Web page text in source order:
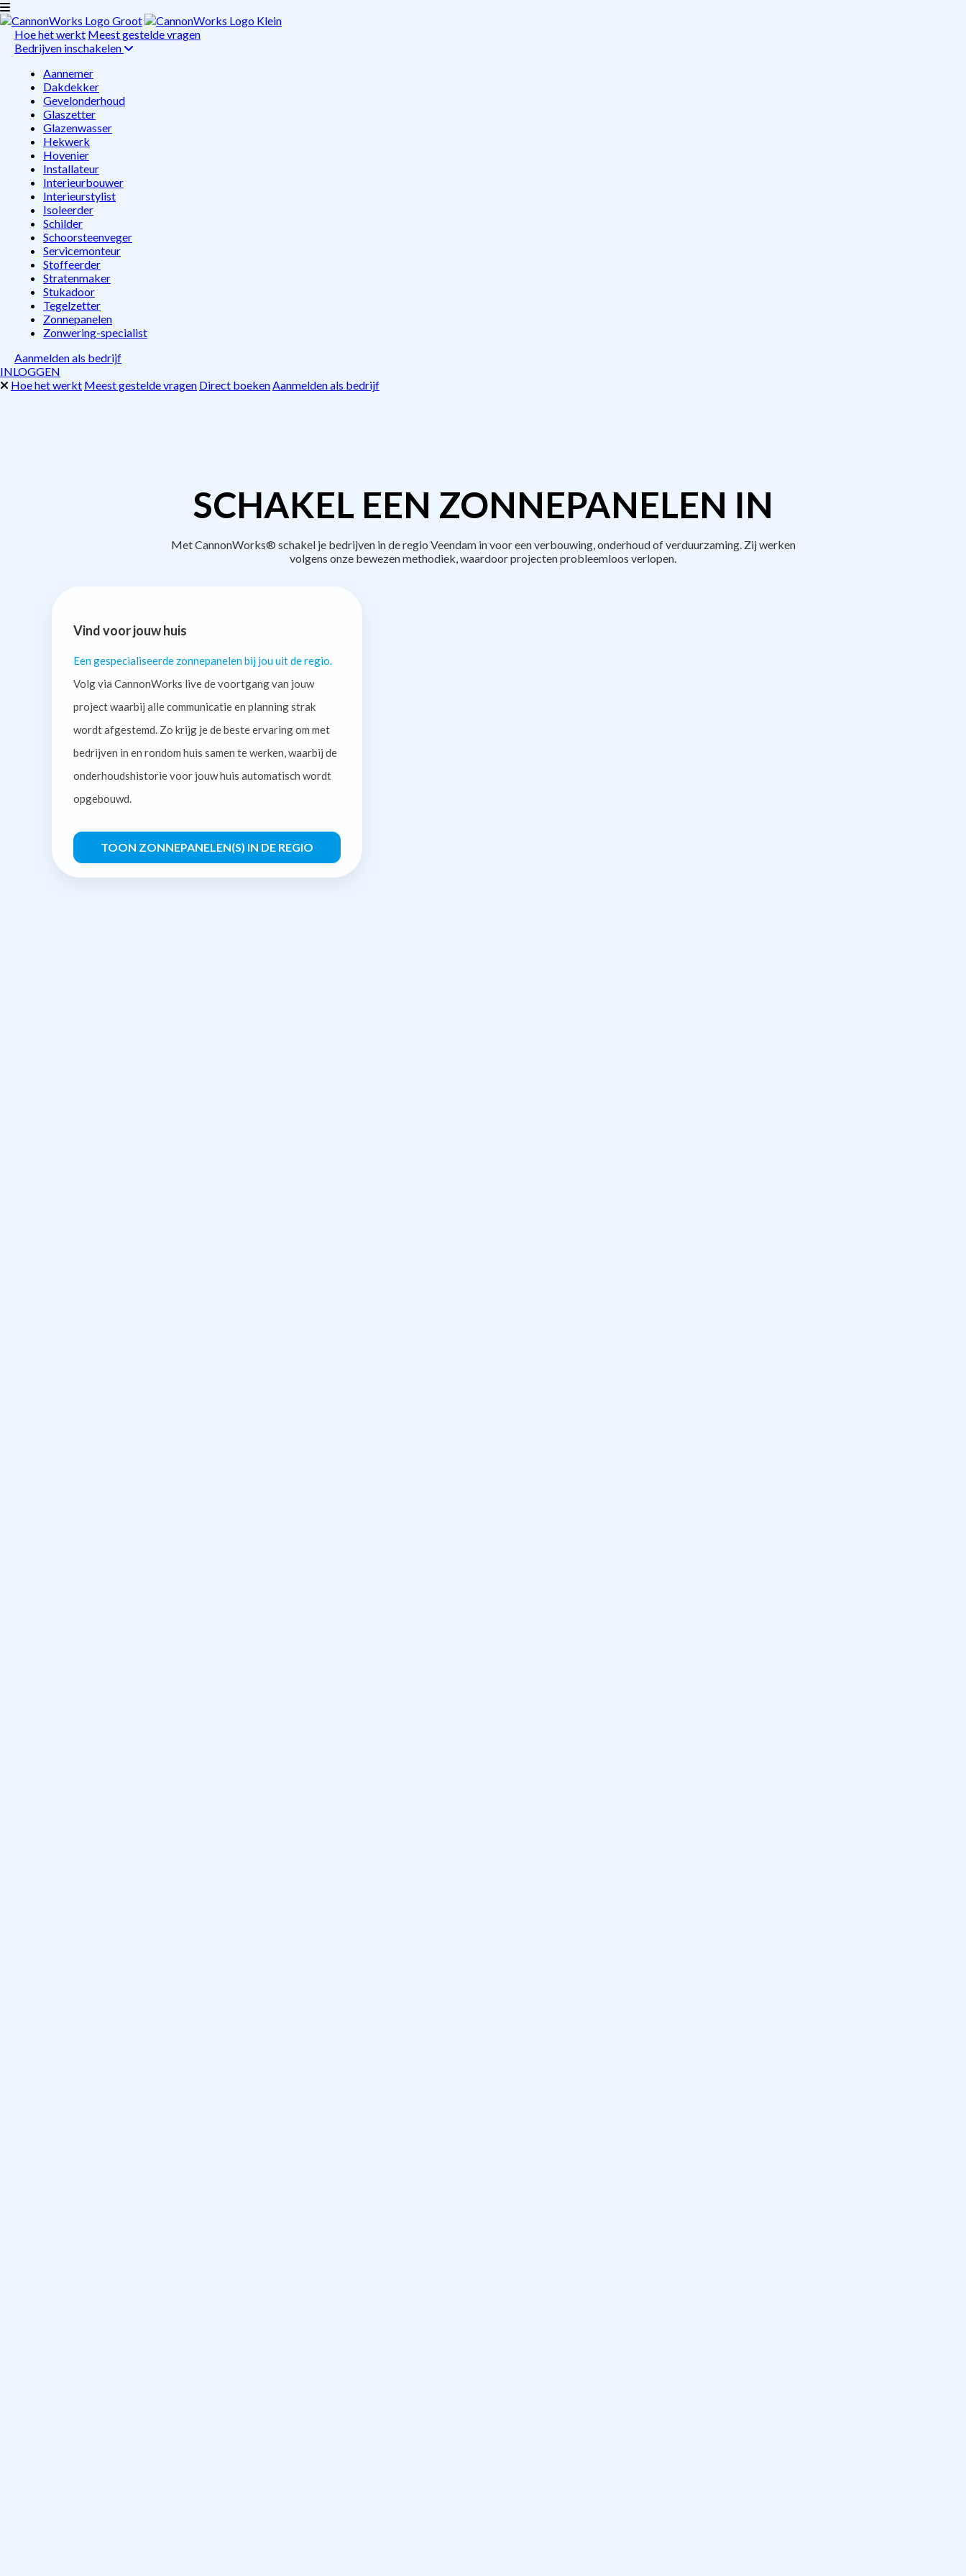
Hoe het werkt Meest gestelde vragen
Bedrijven inschakelen
Aannemer
Dakdekker
Gevelonderhoud
Glaszetter
Glazenwasser
Hekwerk
Hovenier
Installateur
Interieurbouwer
Interieurstylist
Isoleerder
Schilder
Schoorsteenveger
Servicemonteur
Stoffeerder
Stratenmaker
Stukadoor
Tegelzetter
Zonnepanelen
Zonwering-specialist
Aanmelden als bedrijf
INLOGGEN
Hoe het werkt Meest gestelde vragen Direct boekenAanmelden als bedrijf
SCHAKEL EEN ZONNEPANELEN IN
Met CannonWorks® schakel je bedrijven in de regio Veendam in voor een verbouwing, onderhoud of verduurzaming. Zij werken
volgens onze bewezen methodiek, waardoor projecten probleemloos verlopen.
Vind voor jouw huis
Een gespecialiseerde zonnepanelen bij jou uit de regio.
Volg via CannonWorks live de voortgang van jouw
project waarbij alle communicatie en planning strak
wordt afgestemd. Zo krijg je de beste ervaring om met
bedrijven in en rondom huis samen te werken, waarbij de
onderhoudshistorie voor jouw huis automatisch wordt
opgebouwd.
TOON ZONNEPANELEN(S) IN DE REGIO